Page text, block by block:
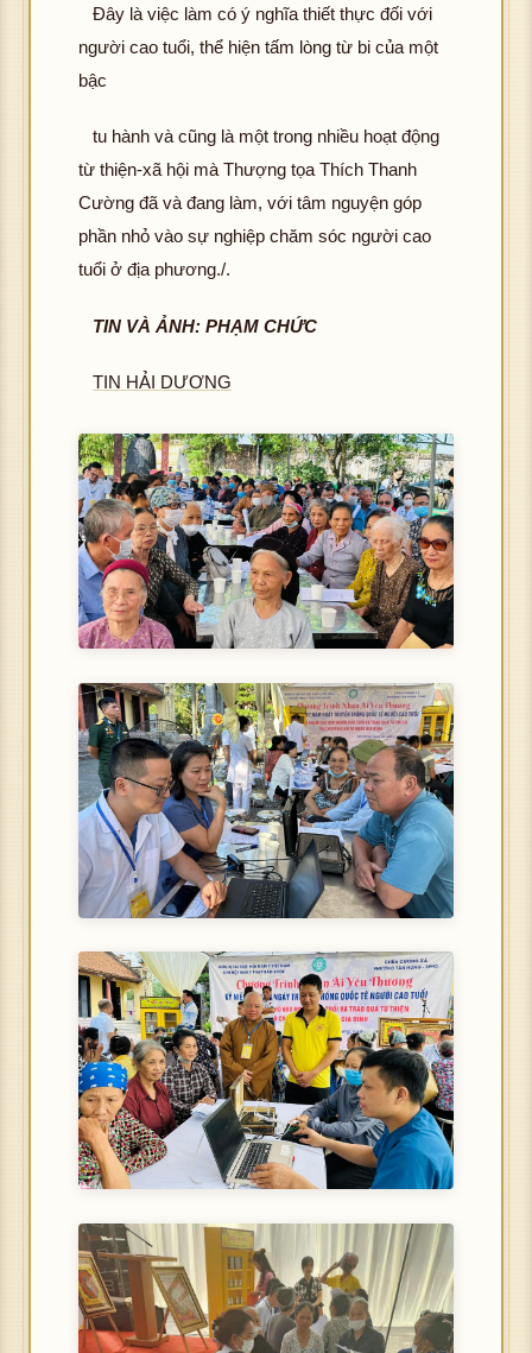
Đây là việc làm có ý nghĩa thiết thực đối với
người cao tuổi, thể hiện tấm lòng từ bi của một
bậc
tu hành và cũng là một trong nhiều hoạt động
từ thiện-xã hội mà Thượng tọa Thích Thanh
Cường đã và đang làm, với tâm nguyện góp
phần nhỏ vào sự nghiệp chăm sóc người cao
tuổi ở địa phương./.
TIN VÀ ẢNH: PHẠM CHỨC
TIN HẢI DƯƠNG